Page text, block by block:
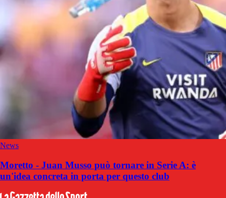
News
Moretto - Juan Musso può tornare in Serie A: è
un'idea concreta in porta per questo club